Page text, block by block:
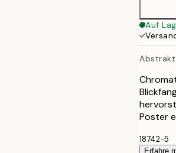
Auf
Poster
18742-5
Erfahre